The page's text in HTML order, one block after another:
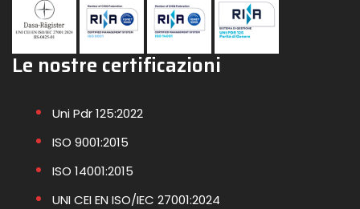
Le nostre certificazioni
Uni Pdr 125:2022
ISO 9001:2015
ISO 14001:2015
UNI CEI EN ISO/IEC 27001:2024